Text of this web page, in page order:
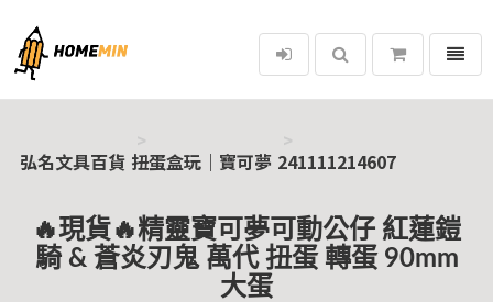
弘名文具百貨
選單
弘名文具百貨 扭蛋盒玩｜寶可夢 241111214607
🔥現貨🔥精靈寶可夢可動公仔 紅蓮鎧
騎 & 蒼炎刃鬼 萬代 扭蛋 轉蛋 90mm
大蛋